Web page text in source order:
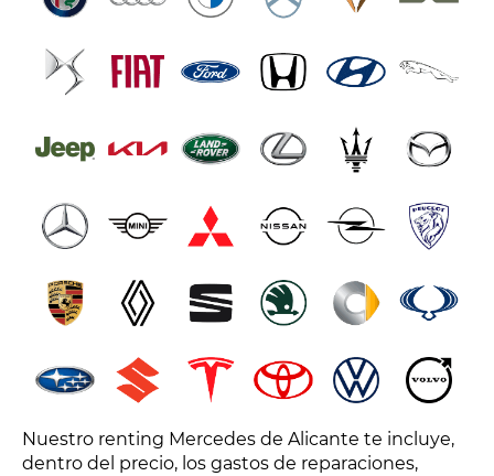
Nuestro renting Mercedes de Alicante te incluye,
dentro del precio, los gastos de reparaciones,